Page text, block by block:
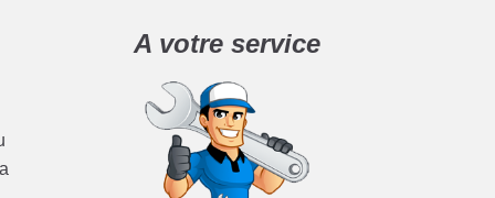
A votre service